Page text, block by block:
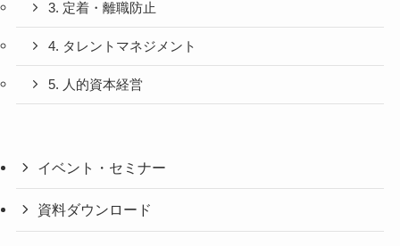
3. 定着・離職防止
4. タレントマネジメント
5. 人的資本経営
イベント・セミナー
資料ダウンロード